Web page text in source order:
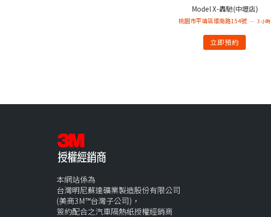
Model X-轟馳(中壢店)
桃園市平填區環南路154號 3 小時
立即預約
本網站係為
台灣明尼蘇達礦業製造股份有限公司
(美商3M™台灣子公司)，
簽約配合之汽車隔熱紙授權經銷商